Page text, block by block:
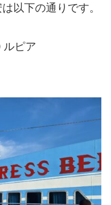
以下の通りです。
ルピア